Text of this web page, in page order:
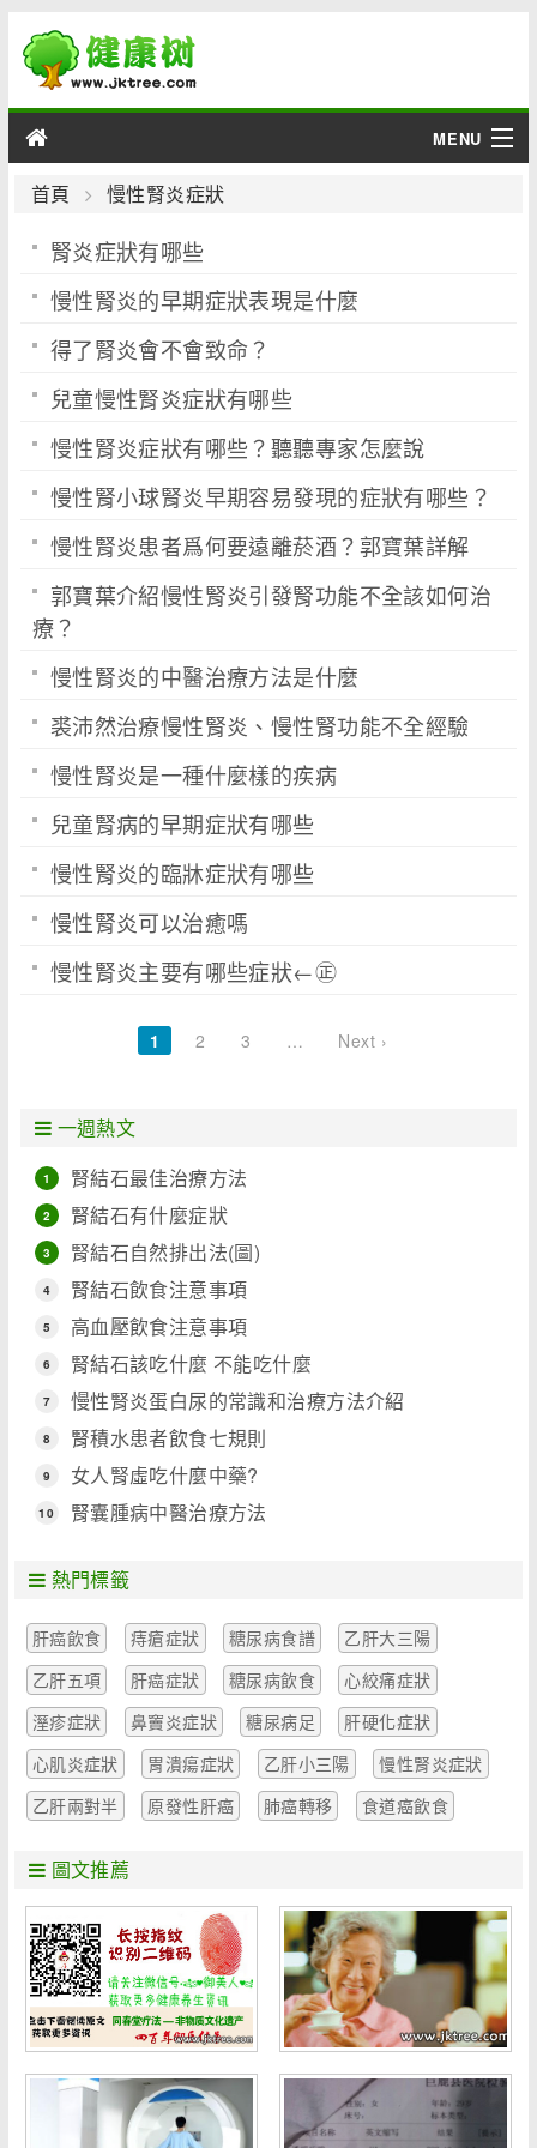
MENU
男性
女性
育兒
老人
疾病
首頁 慢性腎炎症狀
腎炎症狀有哪些
慢性腎炎的早期症狀表現是什麼
得了腎炎會不會致命？
兒童慢性腎炎症狀有哪些
慢性腎炎症狀有哪些？聽聽專家怎麼說
慢性腎小球腎炎早期容易發現的症狀有哪些？
慢性腎炎患者爲何要遠離菸酒？郭寶葉詳解
郭寶葉介紹慢性腎炎引發腎功能不全該如何治
療？
慢性腎炎的中醫治療方法是什麼
裘沛然治療慢性腎炎、慢性腎功能不全經驗
慢性腎炎是一種什麼樣的疾病
兒童腎病的早期症狀有哪些
慢性腎炎的臨牀症狀有哪些
慢性腎炎可以治癒嗎
慢性腎炎主要有哪些症狀←㊣
1 2 3 … Next ›
一週熱文
1 腎結石最佳治療方法
2 腎結石有什麼症狀
3 腎結石自然排出法(圖)
4 腎結石飲食注意事項
5 高血壓飲食注意事項
6 腎結石該吃什麼 不能吃什麼
7 慢性腎炎蛋白尿的常識和治療方法介紹
8 腎積水患者飲食七規則
9 女人腎虛吃什麼中藥?
10 腎囊腫病中醫治療方法
熱門標籤
肝癌飲食 痔瘡症狀 糖尿病食譜
乙肝大三陽
乙肝五項
肝癌症狀 糖尿病飲食
心絞痛症狀
溼疹症狀
鼻竇炎症狀 糖尿病足
肝硬化症狀
心肌炎症狀
胃潰瘍症狀 乙肝小三陽
慢性腎炎症狀
乙肝兩對半
原發性肝癌 肺癌轉移 食道癌飲食
圖文推薦